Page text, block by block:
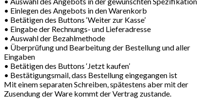
• Einlegen des Angebots in den Warenkorb
• Betätigen des Buttons ‘Weiter zur Kasse’
• Eingabe der Rechnungs- und Lieferadresse
• Auswahl der Bezahlmethode
• Überprüfung und Bearbeitung der Bestellung und aller
Eingaben
• Betätigen des Buttons ‘Jetzt kaufen’
• Bestätigungsmail, dass Bestellung eingegangen ist
Mit einem separaten Schreiben, spätestens aber mit der
Zusendung der Ware kommt der Vertrag zustande.